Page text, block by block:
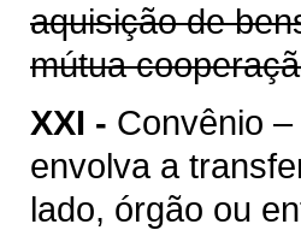
aquisição de
mútua
XXI - Convênio
envolva a
lado, órgão ou